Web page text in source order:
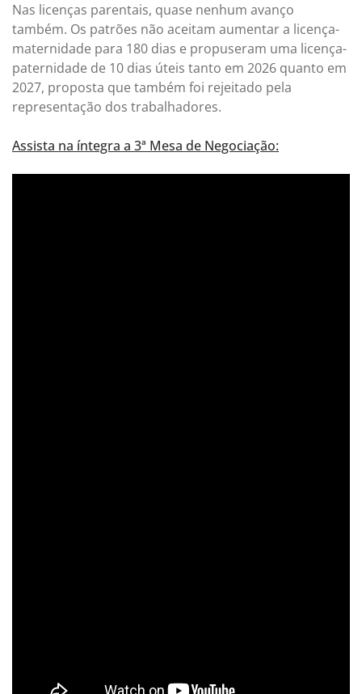
Nas licenças parentais, quase nenhum avanço
também. Os patrões não aceitam aumentar a licença-
maternidade para 180 dias e propuseram uma licença-
paternidade de 10 dias úteis tanto em 2026 quanto em
2027, proposta que também foi rejeitado pela
representação dos trabalhadores.
Assista na íntegra a 3ª Mesa de Negociação: